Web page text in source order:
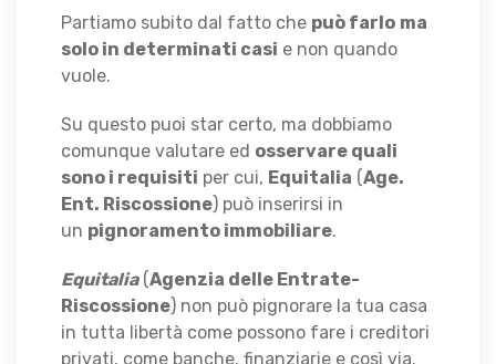
Partiamo subito dal fatto che può farlo ma
solo in determinati casi e non quando
vuole.
Su questo puoi star certo, ma dobbiamo
comunque valutare ed osservare quali
sono i requisiti per cui, Equitalia (Age.
Ent. Riscossione) può inserirsi in
un pignoramento immobiliare.
Equitalia(Agenzia delle Entrate-
Riscossione) non può pignorare la tua casa
in tutta libertà come possono fare i creditori
privati, come banche, finanziarie e così via.